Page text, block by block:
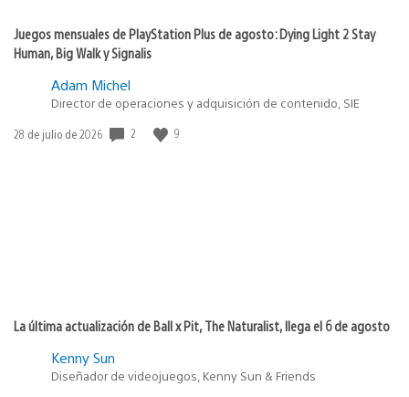
Juegos mensuales de PlayStation Plus de agosto: Dying Light 2 Stay
Human, Big Walk y Signalis
Adam Michel
Director de operaciones y adquisición de contenido, SIE
Fecha
28 de julio de 2026 2 9
La última actualización de Ball x Pit, The Naturalist, llega el 6 de agosto
Kenny Sun
Diseñador de videojuegos, Kenny Sun & Friends